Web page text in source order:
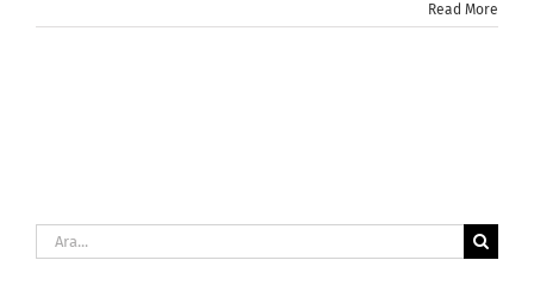
Read More
Ara: